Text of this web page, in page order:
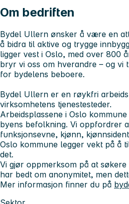
Om bedriften
Bydel Ullern ønsker å være en
å bidra til aktive og trygge
ligger vest i Oslo, med over 800
bryr vi oss om hverandre – og vi
for bydelens beboere.
Bydel Ullern er en røykfri
virksomhetens tjenestesteder.
Arbeidsplassene i Oslo
byens befolkning. Vi oppfordrer
funksjonsevne, kjønn,
Oslo kommune legger vekt på å
det.
Vi gjør oppmerksom på at
har bedt om anonymitet, men
Mer informasjon finner du på